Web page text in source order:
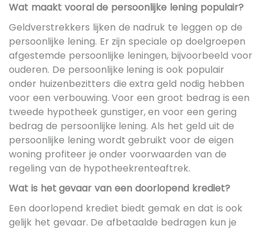
Wat maakt vooral de persoonlijke lening populair?
Geldverstrekkers lijken de nadruk te leggen op de
persoonlijke lening. Er zijn speciale op doelgroepen
afgestemde persoonlijke leningen, bijvoorbeeld voor
ouderen. De persoonlijke lening is ook populair
onder huizenbezitters die extra geld nodig hebben
voor een verbouwing. Voor een groot bedrag is een
tweede hypotheek gunstiger, en voor een gering
bedrag de persoonlijke lening. Als het geld uit de
persoonlijke lening wordt gebruikt voor de eigen
woning profiteer je onder voorwaarden van de
regeling van de hypotheekrenteaftrek.
Wat is het gevaar van een doorlopend krediet?
Een doorlopend krediet biedt gemak en dat is ook
gelijk het gevaar. De afbetaalde bedragen kun je